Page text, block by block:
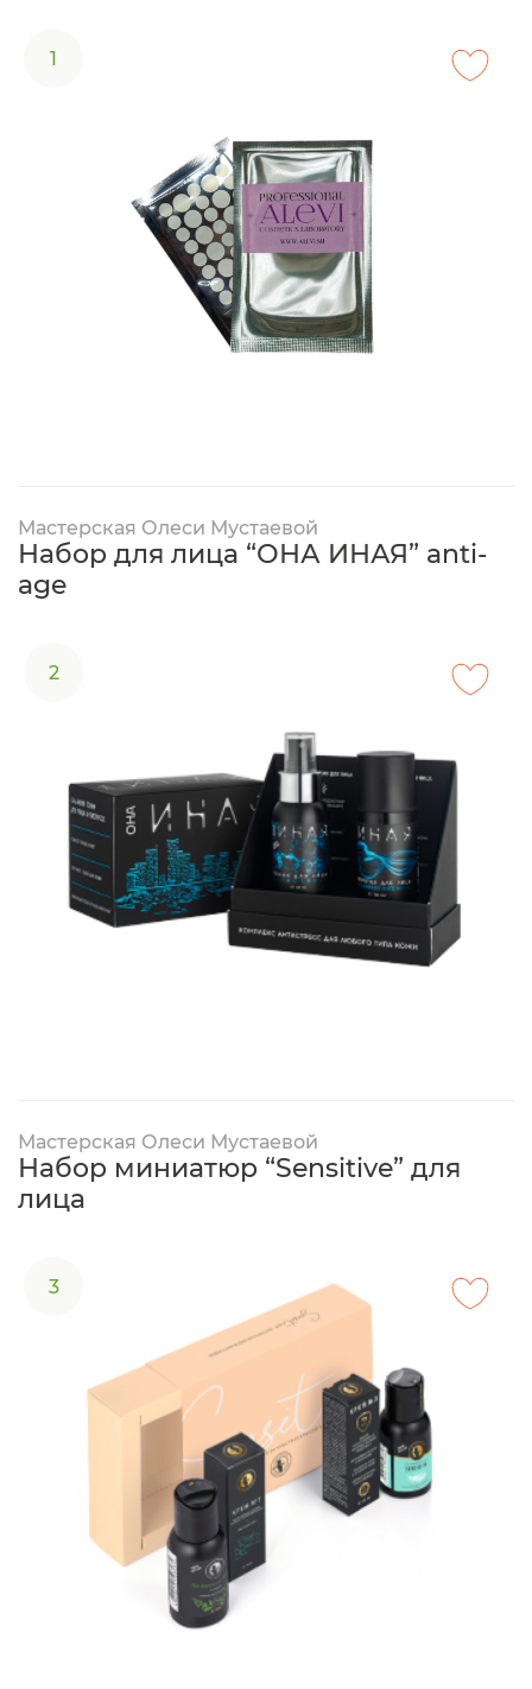
1
Мастерская Олеси Мустаевой
Набор для лица “ОНА ИНАЯ” anti-
age
2
Мастерская Олеси Мустаевой
Набор миниатюр “Sensitive” для
лица
3